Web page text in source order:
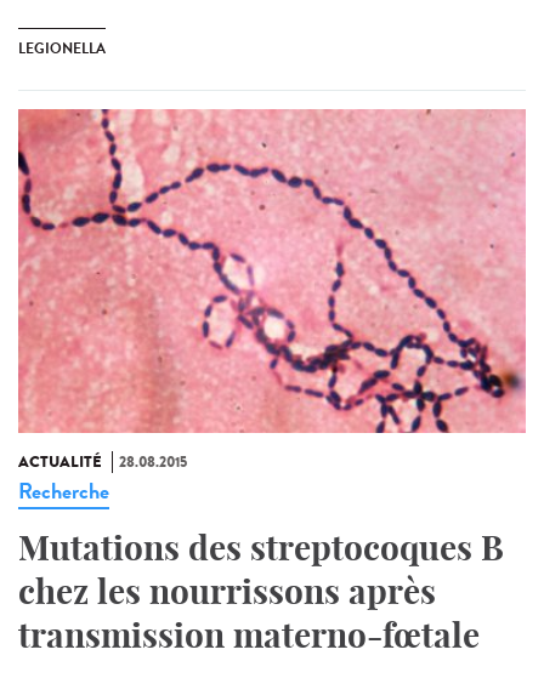
LEGIONELLA
ACTUALITÉ 28.08.2015
Recherche
Mutations des streptocoques B
chez les nourrissons après
transmission materno-fœtale